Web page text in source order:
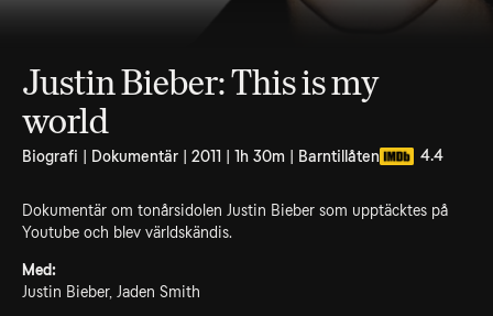
Justin Bieber: This is my
world
Biografi | Dokumentär | 2011 | 1h 30m | Barntillåten 4.4
Dokumentär om tonårsidolen Justin Bieber som upptäcktes på
Youtube och blev världskändis.
Med:
Justin Bieber, Jaden Smith